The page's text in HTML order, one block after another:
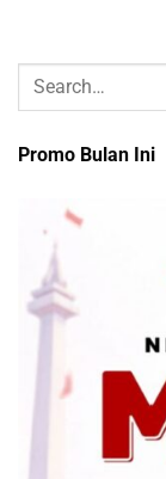
Promo Bulan Ini